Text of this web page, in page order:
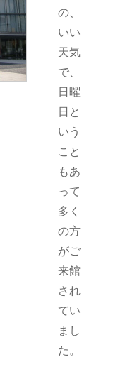
の、
いい
天気
で、
日曜
日と
いう
こと
もあ
って
多く
の方
がご
来館
され
てい
まし
た。